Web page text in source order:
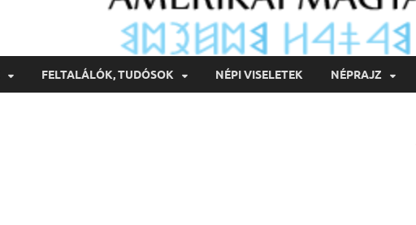
FELTALÁLÓK, TUDÓSOK NÉPI VISELETEK NÉPRAJZ